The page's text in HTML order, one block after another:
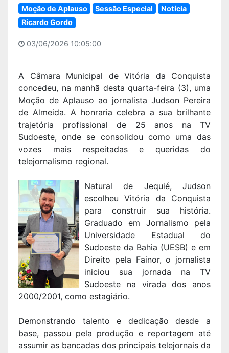
Moção de Aplauso
Sessão Especial
Notícia
Ricardo Gordo
03/06/2026 10:05:00
A Câmara Municipal de Vitória da Conquista
concedeu, na manhã desta quarta-feira (3), uma
Moção de Aplauso ao jornalista Judson Pereira
de Almeida. A honraria celebra a sua brilhante
trajetória profissional de 25 anos na TV
Sudoeste, onde se consolidou como uma das
vozes mais respeitadas e queridas do
telejornalismo regional.
Natural de Jequié, Judson
escolheu Vitória da Conquista
para construir sua história.
Graduado em Jornalismo pela
Universidade Estadual do
Sudoeste da Bahia (UESB) e em
Direito pela Fainor, o jornalista
iniciou sua jornada na TV
Sudoeste na virada dos anos
2000/2001, como estagiário.
Demonstrando talento e dedicação desde a
base, passou pela produção e reportagem até
assumir as bancadas dos principais telejornais da